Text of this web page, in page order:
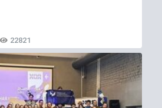
22821